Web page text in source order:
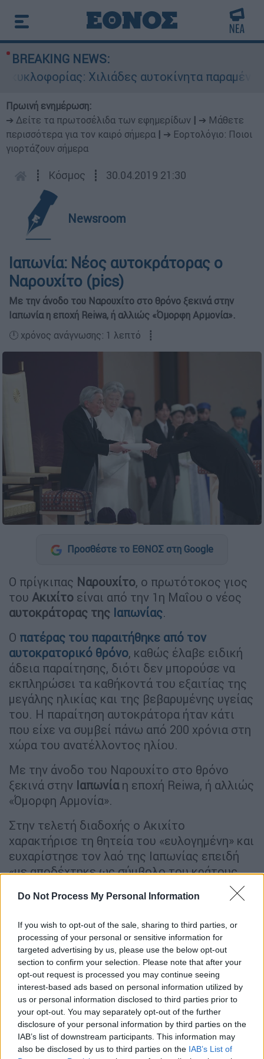
Do Not Process My Personal Information
If you wish to opt-out of the sale, sharing to third parties, or
processing of your personal or sensitive information for
targeted advertising by us, please use the below opt-out
section to confirm your selection. Please note that after your
opt-out request is processed you may continue seeing
interest-based ads based on personal information utilized by
us or personal information disclosed to third parties prior to
your opt-out. You may separately opt-out of the further
disclosure of your personal information by third parties on the
IAB’s list of downstream participants. This information may
also be disclosed by us to third parties on the IAB’s List of
BREAKING NEWS:
Χιλιάδες αυτοκίνητα παραμένουν
Πρωινή ενημέρωση:
➔ Δείτε τα πρωτοσέλιδα των εφημερίδων
➔ Μάθετε
περισσότερα για τον καιρό σήμερα
➔ Εορτολόγιο: Ποιοι
γιορτάζουν σήμερα
┋ Κόσμος ┋ 30.04.2019 21:30
Newsroom
Ιαπωνία: Νέος αυτοκράτορας ο
Ναρουχίτο (pics)
Με την άνοδο του Ναρουχίτο στο θρόνο ξεκινά στην
Ιαπωνία η εποχή Reiwa, ή αλλιώς «Όμορφη Αρμονία».
🕛 χρόνος ανάγνωσης: 1 λεπτό ┋
Προσθέστε το ΕΘΝΟΣ στη Google
Ο πρίγκιπας Ναρουχίτο, ο πρωτότοκος γιος
του Ακιχίτο είναι από την 1η Μαΐου ο νέος
αυτοκράτορας της Ιαπωνίας.
Ο πατέρας του παραιτήθηκε από τον
αυτοκρατορικό θρόνο, καθώς έλαβε ειδική
άδεια παραίτησης, διότι δεν μπορούσε να
εκπληρώσει τα καθήκοντά του εξαιτίας της
μεγάλης ηλικίας και της βεβαρυμένης υγείας
του. Η παραίτηση αυτοκράτορα ήταν κάτι
που είχε να συμβεί πάνω από 200 χρόνια στη
χώρα του ανατέλλοντος ηλίου.
Με την άνοδο του Ναρουχίτο στο θρόνο
ξεκινά στην Ιαπωνίαη εποχή Reiwa, ή αλλιώς
«Όμορφη Αρμονία».
Στην τελετή διαδοχής ο Ακιχίτο
χαρακτήρισε τη θητεία του «ευλογημένη» και
ευχαρίστησε τον λαό της Ιαπωνίας επειδή
«με αποδέχτηκε ως σύμβολο του κράτους
χαρακτηριστικά.